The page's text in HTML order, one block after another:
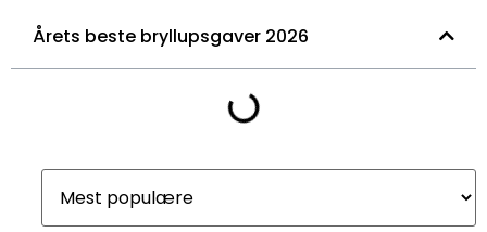
Årets beste bryllupsgaver 2026